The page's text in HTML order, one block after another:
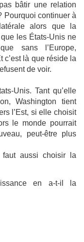
bâtir une relation
Pourquoi continuer à
alors que la
les États-Unis ne
sans l’Europe,
c’est là que réside la
de voir.
Unis. Tant qu’elle
Washington tient
l’Est, si elle choisit
le monde pourrait
peut-être plus
aussi choisir la
en a-t-il la